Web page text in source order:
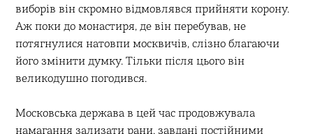
виборів він скромно відмовлявся прийняти корону.
Аж поки до монастиря, де він перебував, не
потягнулися натовпи москвичів, слізно благаючи
його змінити думку. Тільки після цього він
великодушно погодився.
Московська держава в цей час продовжувала
намагання зализати рани, завдані постійними